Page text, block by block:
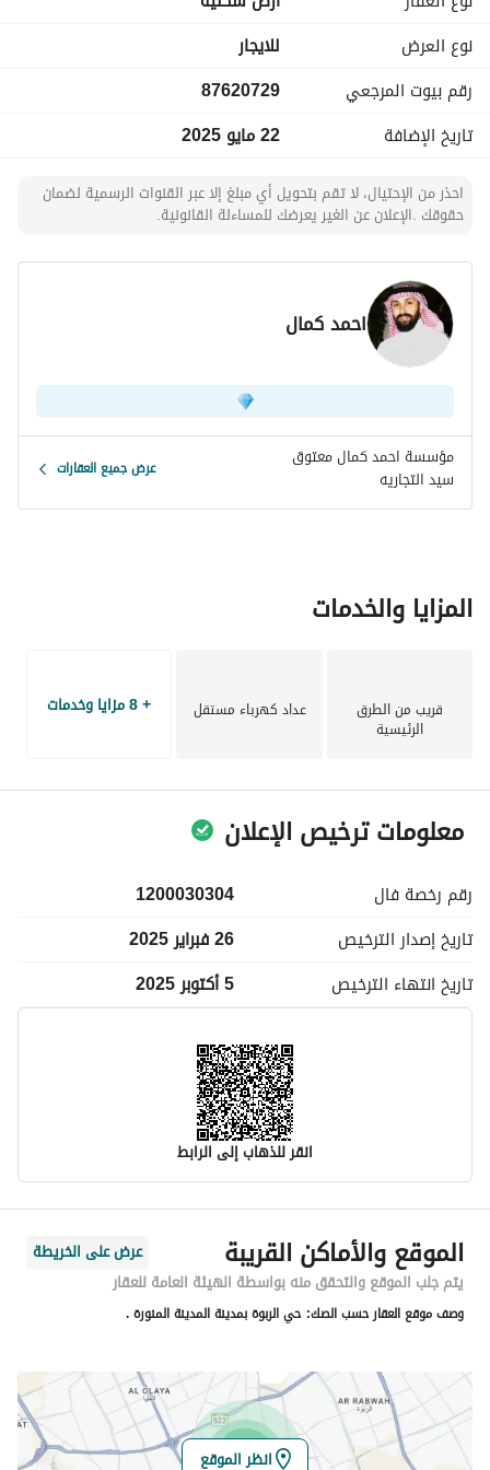
المسافة الى مواقف الحرم المتاحة حالياً : 20 دقيقة
المطلوب لشهر رمضان + اول ٣ ايام العيد :
0505319058
0533691101
ترخيص اعلان رقم :7200453444
رخصة فال رقم : 1200030304
https://maps. app. goo. gl/MzP9coq5yDA3piuM7?g_st=iw
#النبوي #الحرم_النبوي #عقار #عقارات_السعودية
نوع العرض
للايجار
رقم بيوت المرجعي
87620729
تاريخ الإضافة
22 مايو 2025
احذر من الإحتيال، لا تقم بتحويل أي مبلغ إلا عبر القنوات الرسمية لضمان
حقوقك .الإعلان عن الغير يعرضك للمساءلة القانونية.
احمد كمال
مؤسسة احمد كمال معتوق
سيد التجاريه عرض جميع العقارات
المزايا والخدمات
قريب من الطرق
الرئيسية
عداد كهرباء مستقل + 8 مزايا وخدمات
معلومات ترخيص الإعلان
رقم رخصة فال
1200030304
تاريخ إصدار الترخيص
26 فبراير 2025
تاريخ انتهاء الترخيص 5 أكتوبر 2025
انقر للذهاب إلى الرابط
معلومات مسؤول الإعلان
اسم المسؤول
-
رقم المسؤول
-
الموقع
المنطقة
منطقة المدينة المنورة
الموقع والأماكن القريبة
عرض على الخريطة
يتم جلب الموقع والتحقق منه بواسطة الهيئة العامة للعقار
وصف موقع العقار حسب الصك: حي الربوة بمدينة المدينة المنورة .
انظر الموقع